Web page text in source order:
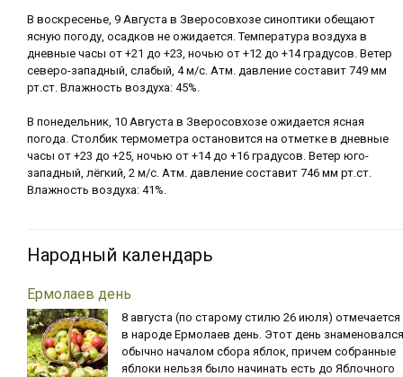
В воскресенье, 9 Августа в Зверосовхозе синоптики обещают
ясную погоду, осадков не ожидается. Температура воздуха в
дневные часы от +21 до +23, ночью от +12 до +14 градусов. Ветер
северо-западный, слабый, 4 м/с. Атм. давление составит 749 мм
рт.ст. Влажность воздуха: 45%.
В понедельник, 10 Августа в Зверосовхозе ожидается ясная
погода. Столбик термометра остановится на отметке в дневные
часы от +23 до +25, ночью от +14 до +16 градусов. Ветер юго-
западный, лёгкий, 2 м/с. Атм. давление составит 746 мм рт.ст.
Влажность воздуха: 41%.
Народный календарь
Ермолаев день
8 августа (по старому стилю 26 июля) отмечается
в народе Ермолаев день. Этот день знаменовался
обычно началом сбора яблок, причем собранные
яблоки нельзя было начинать есть до Яблочного